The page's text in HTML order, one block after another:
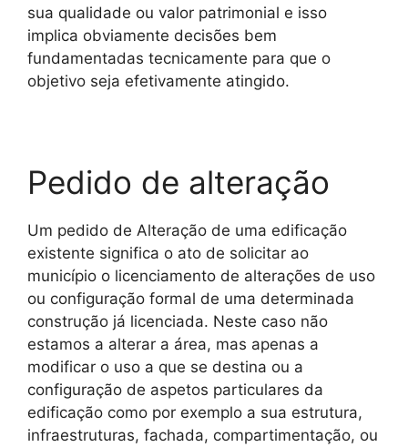
sua qualidade ou valor patrimonial e isso
implica obviamente decisões bem
fundamentadas tecnicamente para que o
objetivo seja efetivamente atingido.
Pedido de alteração
Um pedido de Alteração de uma edificação
existente significa o ato de solicitar ao
município o licenciamento de alterações de uso
ou configuração formal de uma determinada
construção já licenciada. Neste caso não
estamos a alterar a área, mas apenas a
modificar o uso a que se destina ou a
configuração de aspetos particulares da
edificação como por exemplo a sua estrutura,
infraestruturas, fachada, compartimentação, ou